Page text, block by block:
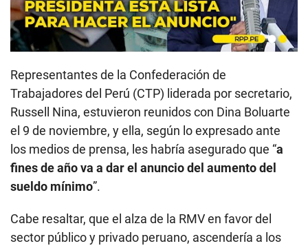
Representantes de la Confederación de
Trabajadores del Perú (CTP) liderada por secretario,
Russell Nina, estuvieron reunidos con Dina Boluarte
el 9 de noviembre, y ella, según lo expresado ante
los medios de prensa, les habría asegurado que “a
fines de año va a dar el anuncio del aumento del
sueldo mínimo”.
Cabe resaltar, que el alza de la RMV en favor del
sector público y privado peruano, ascendería a los